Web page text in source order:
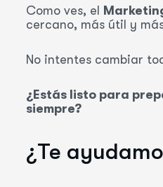
Como ves, el
cercano, más útil y
No intentes cambiar
¿Estás listo para
siempre?
¿Te